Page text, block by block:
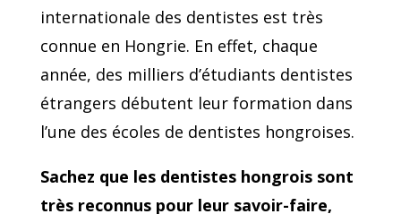
internationale des dentistes est très
connue en Hongrie. En effet, chaque
année, des milliers d’étudiants dentistes
étrangers débutent leur formation dans
l’une des écoles de dentistes hongroises.
Sachez que les dentistes hongrois sont
très reconnus pour leur savoir-faire,